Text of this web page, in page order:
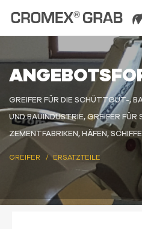
GREIFER FÜR DIE SCHÜTTGUT-,
UND BAUINDUSTRIE, GREIFER
ZEMENTFABRIKEN, HÄFEN,
GREIFER ERSATZTEILE